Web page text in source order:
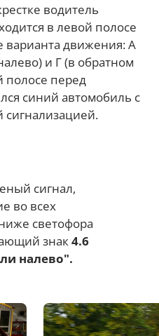
водитель
в левой полосе
варианта движения: А
и Г (в обратном
полосе перед
синий автомобиль с
сигнал,
во всех
светофора
знак 4.6
налево".